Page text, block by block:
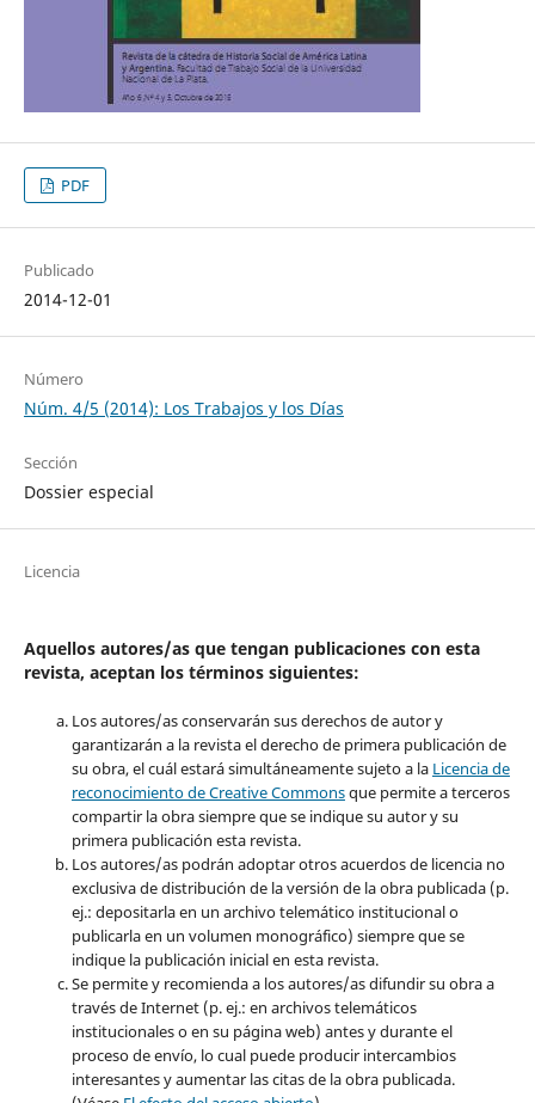
PDF
Publicado
2014-12-01
Número
Núm. 4/5 (2014): Los Trabajos y los Días
Sección
Dossier especial
Licencia
Aquellos autores/as que tengan publicaciones con esta
revista, aceptan los términos siguientes:
Los autores/as conservarán sus derechos de autor y
garantizarán a la revista el derecho de primera publicación de
su obra, el cuál estará simultáneamente sujeto a la Licencia de
reconocimiento de Creative Commonsque permite a terceros
compartir la obra siempre que se indique su autor y su
primera publicación esta revista.
Los autores/as podrán adoptar otros acuerdos de licencia no
exclusiva de distribución de la versión de la obra publicada (p.
ej.: depositarla en un archivo telemático institucional o
publicarla en un volumen monográfico) siempre que se
indique la publicación inicial en esta revista.
Se permite y recomienda a los autores/as difundir su obra a
través de Internet (p. ej.: en archivos telemáticos
institucionales o en su página web) antes y durante el
proceso de envío, lo cual puede producir intercambios
interesantes y aumentar las citas de la obra publicada.